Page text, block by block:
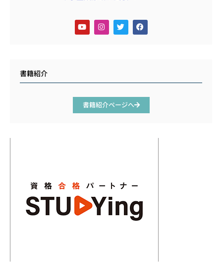
書籍紹介
書籍紹介ページへ